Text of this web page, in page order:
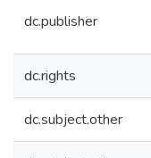
dc.publisher
dc.rights
dc.subject.other